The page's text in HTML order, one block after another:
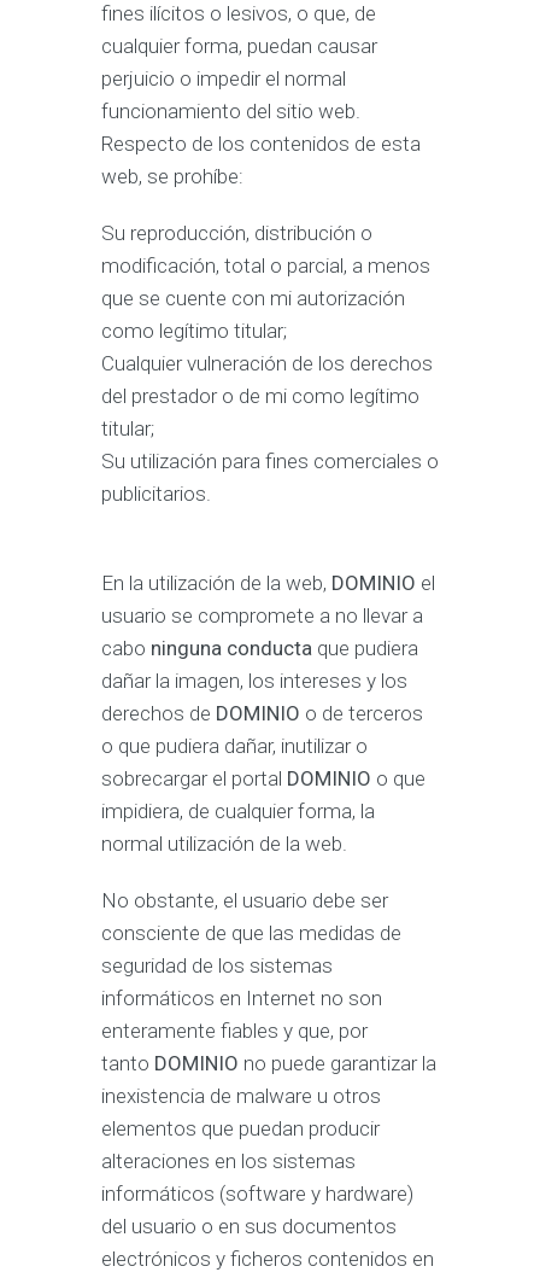
fines ilícitos o lesivos, o que, de
cualquier forma, puedan causar
perjuicio o impedir el normal
funcionamiento del sitio web.
Respecto de los contenidos de esta
web, se prohíbe:
Su reproducción, distribución o
modificación, total o parcial, a menos
que se cuente con mi autorización
como legítimo titular;
Cualquier vulneración de los derechos
del prestador o de mi como legítimo
titular;
Su utilización para fines comerciales o
publicitarios.
En la utilización de la web, DOMINIO el
usuario se compromete a no llevar a
cabo ninguna conducta que pudiera
dañar la imagen, los intereses y los
derechos de DOMINIO o de terceros
o que pudiera dañar, inutilizar o
sobrecargar el portal DOMINIO o que
impidiera, de cualquier forma, la
normal utilización de la web.
No obstante, el usuario debe ser
consciente de que las medidas de
seguridad de los sistemas
informáticos en Internet no son
enteramente fiables y que, por
tanto DOMINIO no puede garantizar la
inexistencia de malware u otros
elementos que puedan producir
alteraciones en los sistemas
informáticos (software y hardware)
del usuario o en sus documentos
electrónicos y ficheros contenidos en